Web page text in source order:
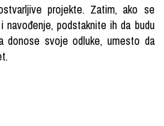
projekte. Zatim, ako se
podstaknite ih da budu
donose svoje odluke, umesto da